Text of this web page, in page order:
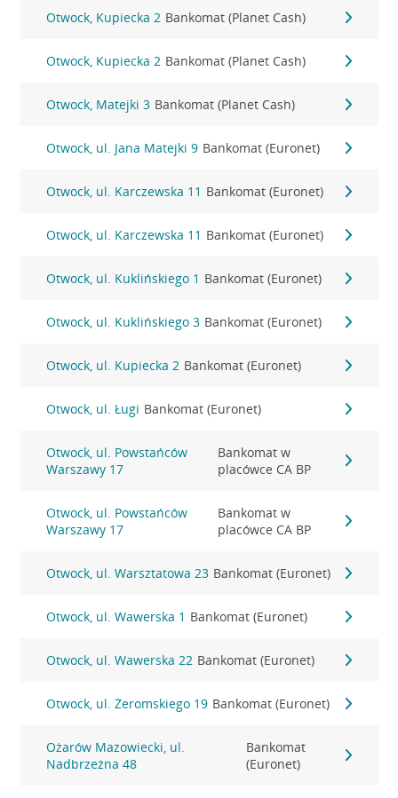
Otwock, Kupiecka 2 Bankomat (Planet Cash)
Otwock, Kupiecka 2 Bankomat (Planet Cash)
Otwock, Matejki 3 Bankomat (Planet Cash)
Otwock, ul. Jana Matejki 9 Bankomat (Euronet)
Otwock, ul. Karczewska 11 Bankomat (Euronet)
Otwock, ul. Karczewska 11 Bankomat (Euronet)
Otwock, ul. Kuklińskiego 1 Bankomat (Euronet)
Otwock, ul. Kuklińskiego 3 Bankomat (Euronet)
Otwock, ul. Kupiecka 2 Bankomat (Euronet)
Otwock, ul. Ługi Bankomat (Euronet)
Otwock, ul. Powstańców
Warszawy 17
Bankomat w
placówce CA BP
Otwock, ul. Powstańców
Warszawy 17
Bankomat w
placówce CA BP
Otwock, ul. Warsztatowa 23 Bankomat (Euronet)
Otwock, ul. Wawerska 1 Bankomat (Euronet)
Otwock, ul. Wawerska 22 Bankomat (Euronet)
Otwock, ul. Żeromskiego 19 Bankomat (Euronet)
Ożarów Mazowiecki, ul.
Nadbrzeżna 48
Bankomat
(Euronet)